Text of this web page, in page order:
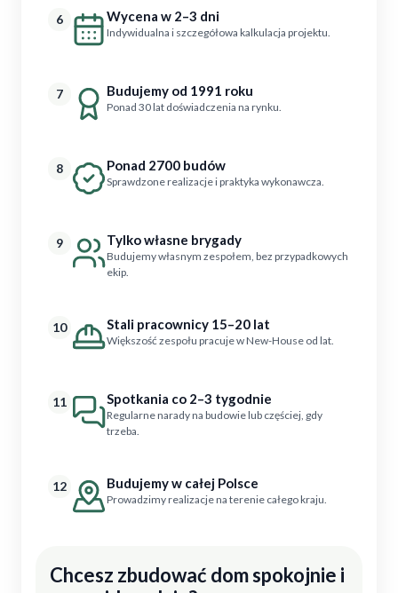
6 Wycena w 2–3 dni
Indywidualna i szczegółowa kalkulacja projektu.
7 Budujemy od 1991 roku
Ponad 30 lat doświadczenia na rynku.
8 Ponad 2700 budów
Sprawdzone realizacje i praktyka wykonawcza.
9 Tylko własne brygady
Budujemy własnym zespołem, bez przypadkowych
ekip.
10 Stali pracownicy 15–20 lat
Większość zespołu pracuje w New-House od lat.
11 Spotkania co 2–3 tygodnie
Regularne narady na budowie lub częściej, gdy
trzeba.
12 Budujemy w całej Polsce
Prowadzimy realizacje na terenie całego kraju.
Chcesz zbudować dom spokojnie i